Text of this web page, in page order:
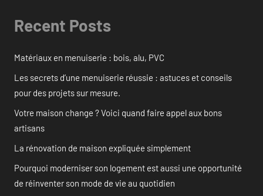
Recent Posts
Matériaux en menuiserie : bois, alu, PVC
Les secrets d’une menuiserie réussie : astuces et conseils
pour des projets sur mesure.
Votre maison change ? Voici quand faire appel aux bons
artisans
La rénovation de maison expliquée simplement
Pourquoi moderniser son logement est aussi une opportunité
de réinventer son mode de vie au quotidien